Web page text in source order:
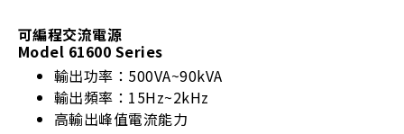
可編程交流電源
Model 61600 Series
輸出功率：500VA~90kVA
輸出頻率：15Hz~2kHz
高輸出峰值電流能力